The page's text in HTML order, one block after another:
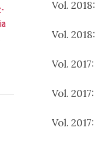
Vol.
Vol.
Vol.
Vol.
Vol.